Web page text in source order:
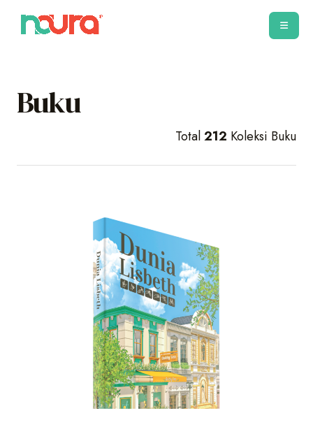
Buku
Total212 Koleksi Buku